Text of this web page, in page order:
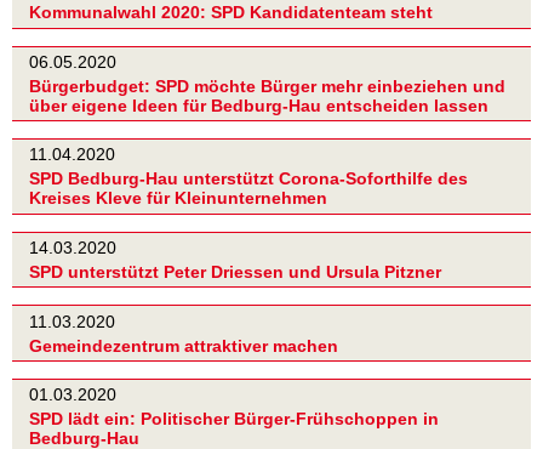
Kommunalwahl 2020: SPD Kandidatenteam steht
06.05.2020
Bürgerbudget: SPD möchte Bürger mehr einbeziehen und
über eigene Ideen für Bedburg-Hau entscheiden lassen
11.04.2020
SPD Bedburg-Hau unterstützt Corona-Soforthilfe des
Kreises Kleve für Kleinunternehmen
14.03.2020
SPD unterstützt Peter Driessen und Ursula Pitzner
11.03.2020
Gemeindezentrum attraktiver machen
01.03.2020
SPD lädt ein: Politischer Bürger-Frühschoppen in
Bedburg-Hau